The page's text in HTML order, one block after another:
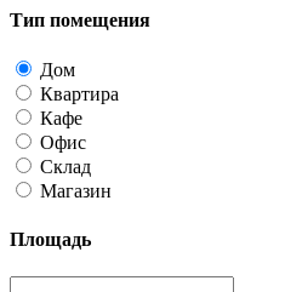
Тип помещения
Дом
Квартира
Кафе
Офис
Склад
Магазин
Площадь